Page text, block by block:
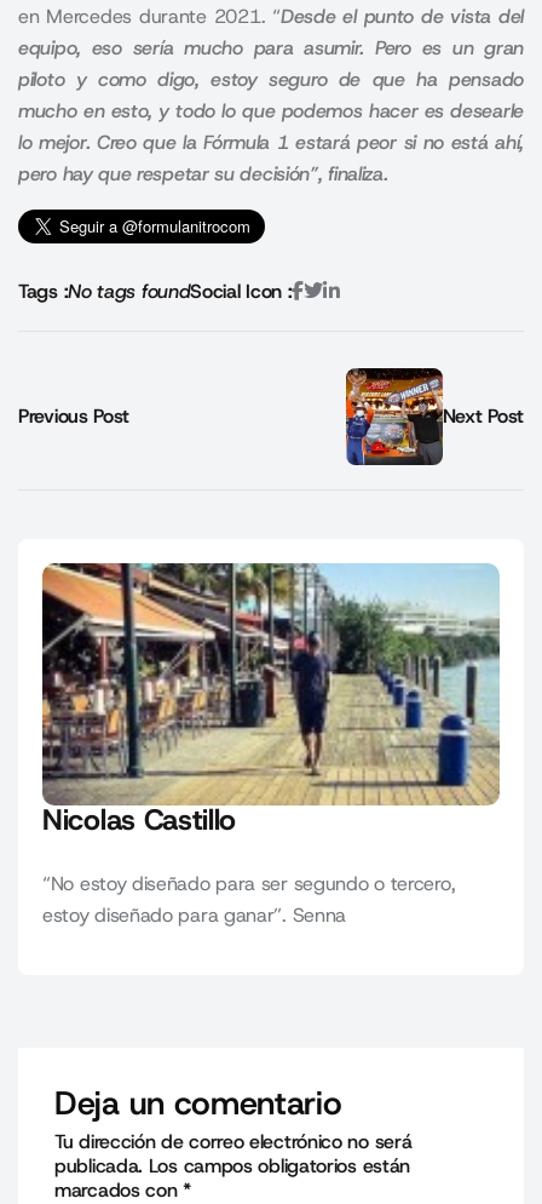
en Mercedes durante 2021. “Desde el punto de vista del
equipo, eso sería mucho para asumir. Pero es un gran
piloto y como digo, estoy seguro de que ha pensado
mucho en esto, y todo lo que podemos hacer es desearle
lo mejor. Creo que la Fórmula 1 estará peor si no está ahí,
pero hay que respetar su decisión”, finaliza.
Tags :No tags foundSocial Icon :
Previous Post Next Post
Nicolas Castillo
“No estoy diseñado para ser segundo o tercero,
estoy diseñado para ganar”. Senna
Deja un comentario
Tu dirección de correo electrónico no será
publicada. Los campos obligatorios están
marcados con*